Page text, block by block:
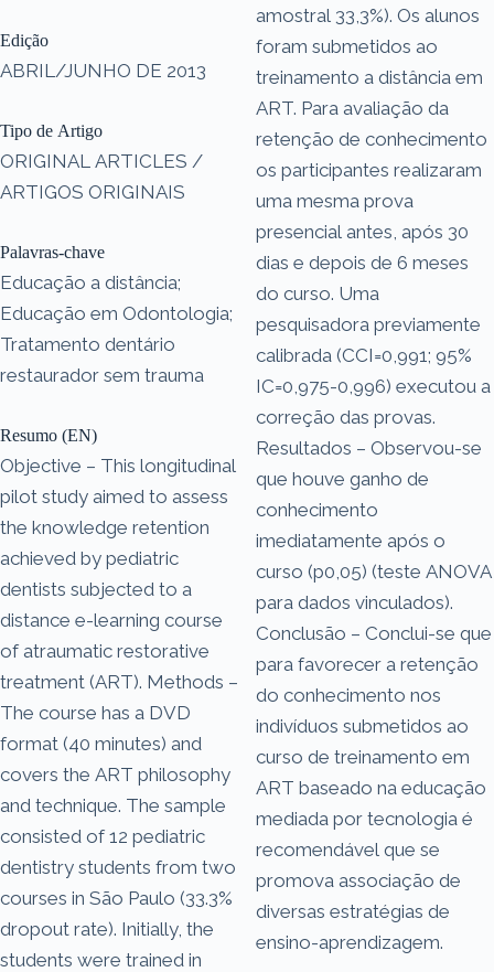
Edição
ABRIL/JUNHO DE 2013
Tipo de Artigo
ORIGINAL ARTICLES /
ARTIGOS ORIGINAIS
Palavras-chave
Educação a distância;
Educação em Odontologia;
Tratamento dentário
restaurador sem trauma
Resumo (EN)
Objective – This longitudinal
pilot study aimed to assess
the knowledge retention
achieved by pediatric
dentists subjected to a
distance e-learning course
of atraumatic restorative
treatment (ART). Methods –
The course has a DVD
format (40 minutes) and
covers the ART philosophy
and technique. The sample
consisted of 12 pediatric
dentistry students from two
courses in São Paulo (33.3%
dropout rate). Initially, the
students were trained in
amostral 33,3%). Os alunos
foram submetidos ao
treinamento a distância em
ART. Para avaliação da
retenção de conhecimento
os participantes realizaram
uma mesma prova
presencial antes, após 30
dias e depois de 6 meses
do curso. Uma
pesquisadora previamente
calibrada (CCI=0,991; 95%
IC=0,975-0,996) executou a
correção das provas.
Resultados – Observou-se
que houve ganho de
conhecimento
imediatamente após o
curso (p0,05) (teste ANOVA
para dados vinculados).
Conclusão – Conclui-se que
para favorecer a retenção
do conhecimento nos
indivíduos submetidos ao
curso de treinamento em
ART baseado na educação
mediada por tecnologia é
recomendável que se
promova associação de
diversas estratégias de
ensino-aprendizagem.